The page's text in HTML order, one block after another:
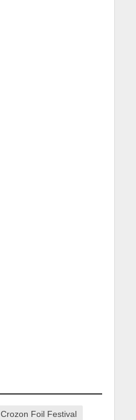
Crozon Foil Festival